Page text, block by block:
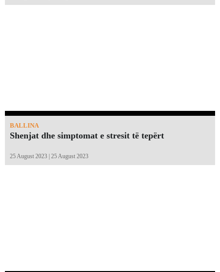
BALLINA
Shenjat dhe simptomat e stresit të tepërt
25 August 2023 | 25 August 2023